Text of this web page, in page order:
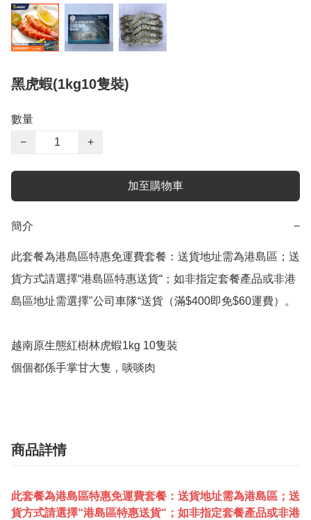
黑虎蝦(1kg10隻裝)
數量
−
+
加至購物車
簡介 −
此套餐為港島區特惠免運費套餐：送貨地址需為港島區；送
貨方式請選擇“港島區特惠送貨“；如非指定套餐產品或非港
島區地址需選擇"公司車隊“送貨（滿$400即免$60運費）。
越南原生態紅樹林虎蝦1kg 10隻裝
個個都係手掌甘大隻，啖啖肉
商品詳情
此套餐為港島區特惠免運費套餐：送貨地址需為港島區；送
貨方式請選擇“港島區特惠送貨“；如非指定套餐產品或非港